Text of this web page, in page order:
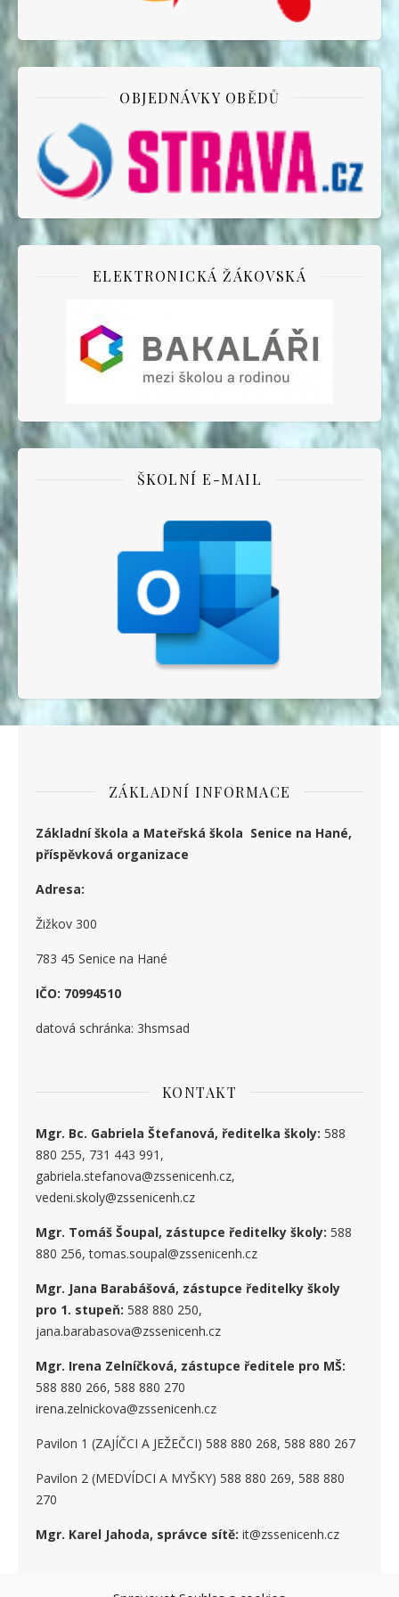
OBJEDNÁVKY OBĚDŮ
ELEKTRONICKÁ ŽÁKOVSKÁ
ŠKOLNÍ E-MAIL
ZÁKLADNÍ INFORMACE
Základní škola a Mateřská škola Senice na Hané,
příspěvková organizace
Adresa:
Žižkov 300
783 45 Senice na Hané
IČO: 70994510
datová schránka: 3hsmsad
KONTAKT
Mgr. Bc. Gabriela Štefanová, ředitelka školy: 588
880 255, 731 443 991,
gabriela.stefanova@zssenicenh.cz,
vedeni.skoly@zssenicenh.cz
Mgr. Tomáš Šoupal, zástupce ředitelky školy: 588
880 256, tomas.soupal@zssenicenh.cz
Mgr. Jana Barabášová, zástupce ředitelky školy
pro 1. stupeň: 588 880 250,
jana.barabasova@zssenicenh.cz
Mgr. Irena Zelníčková, zástupce ředitele pro MŠ:
588 880 266, 588 880 270
irena.zelnickova@zssenicenh.cz
Pavilon 1 (ZAJÍČCI A JEŽEČCI) 588 880 268, 588 880 267
Pavilon 2 (MEDVÍDCI A MYŠKY) 588 880 269, 588 880
270
Mgr. Karel Jahoda, správce sítě: it@zssenicenh.cz